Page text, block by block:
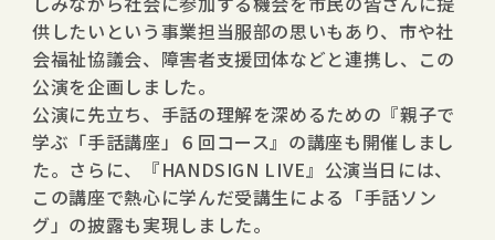
供したいという事業担当服部の思いもあり、市や社
会福祉協議会、障害者支援団体などと連携し、この
公演を企画しました。
公演に先立ち、手話の理解を深めるための『親子で
学ぶ「手話講座」６回コース』の講座も開催しまし
た。さらに、『HANDSIGN LIVE』公演当日には、
この講座で熱心に学んだ受講生による「手話ソン
グ」の披露も実現しました。